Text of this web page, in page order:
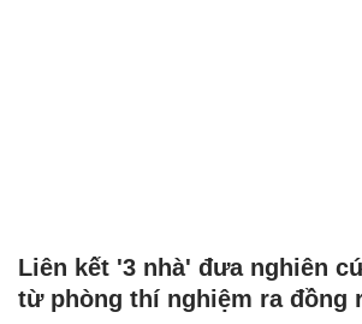
Liên kết '3 nhà' đưa nghiên
từ phòng thí nghiệm ra đồng